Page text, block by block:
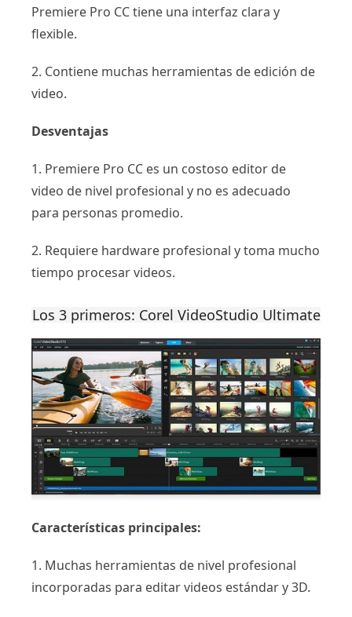
Premiere Pro CC tiene una interfaz clara y
flexible.
2. Contiene muchas herramientas de edición de
video.
Desventajas
1. Premiere Pro CC es un costoso editor de
video de nivel profesional y no es adecuado
para personas promedio.
2. Requiere hardware profesional y toma mucho
tiempo procesar videos.
Los 3 primeros: Corel VideoStudio Ultimate
Características principales:
1. Muchas herramientas de nivel profesional
incorporadas para editar videos estándar y 3D.